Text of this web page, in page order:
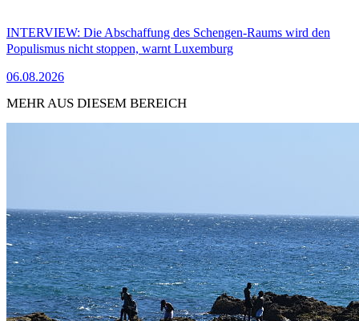
INTERVIEW: Die Abschaffung des Schengen-Raums wird den
Populismus nicht stoppen, warnt Luxemburg
06.08.2026
MEHR AUS DIESEM BEREICH